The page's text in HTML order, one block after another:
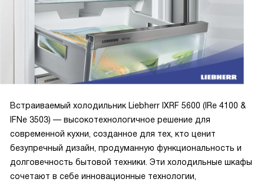
стал настоящим спасением, когда мы устраивали
вечеринку у себя дома.
Отдельно хочу отметить систему NoFrost в морозильной
камере. Благодаря ей, я никогда не сталкиваюсь с
проблемой обледенения и не трачу время на
Важным преимуществом для меня стала и система
FrostSafe. Благодаря закрытым со всех сторон
прозрачным выдвижным ящикам, я всегда вижу, какие
продукты у меня есть в наличии.
Встраиваемый холодильник Liebherr IXRF 5600 (IRe 4100 &
IFNe 3503) — высокотехнологичное решение для
современной кухни, созданное для тех, кто ценит
безупречный дизайн, продуманную функциональность и
долговечность бытовой техники. Эти холодильные шкафы
сочетают в себе инновационные технологии,